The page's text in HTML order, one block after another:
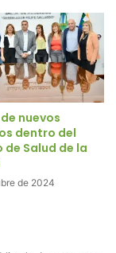
nuevos
dentro del
de Salud de la
de 2024